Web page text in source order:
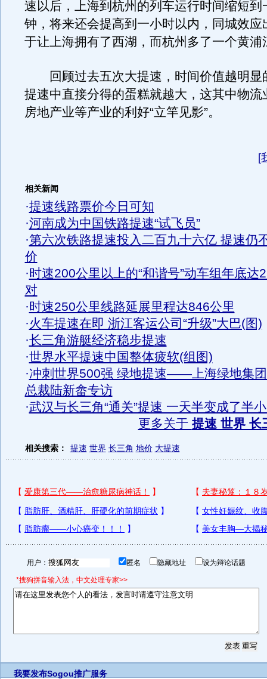
速以后，上海到杭州的列车运行时间缩短到
钟，将来还会提高到一小时以内，同城效应
于让上海拥有了西湖，而杭州多了一个黄浦
回顾过去五次大提速，时间价值越明显
提速中直接分得的蛋糕就越大，这其中物流
房地产业等产业的利好“立竿见影”。
[
相关新闻
·提速线路票价今日可知
·河南成为中国铁路提速“试飞员”
·第六次铁路提速投入二百九十六亿 提速仍
价
·时速200公里以上的“和谐号”动车组年底达
对
·时速250公里线路延展里程达846公里
·火车提速在即 浙江客运公司“升级”大巴(图)
·长三角游艇经济稳步提速
·世界水平提速中国整体疲软(组图)
·冲刺世界500强 绿地提速——上海绿地集
总裁陆新畲专访
·武汉与长三角“通关”提速 一天半变成了半
更多关于 提速 世界 长
相关搜索： 提速 世界 长三角 地价 大提速
用户： 匿名 隐藏地址 设为辩论话题
*搜狗拼音输入法，中文处理专家>>
我要发布Sogou推广服务